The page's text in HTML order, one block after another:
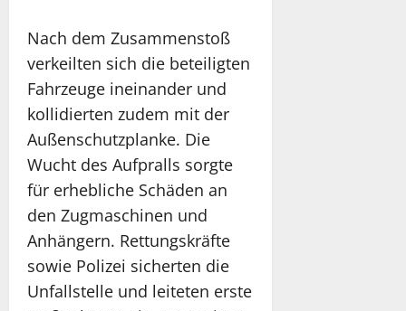
Nach dem Zusammenstoß
verkeilten sich die beteiligten
Fahrzeuge ineinander und
kollidierten zudem mit der
Außenschutzplanke. Die
Wucht des Aufpralls sorgte
für erhebliche Schäden an
den Zugmaschinen und
Anhängern. Rettungskräfte
sowie Polizei sicherten die
Unfallstelle und leiteten erste